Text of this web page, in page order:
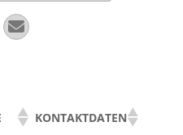
E-
Mail
KONTAKTDATEN